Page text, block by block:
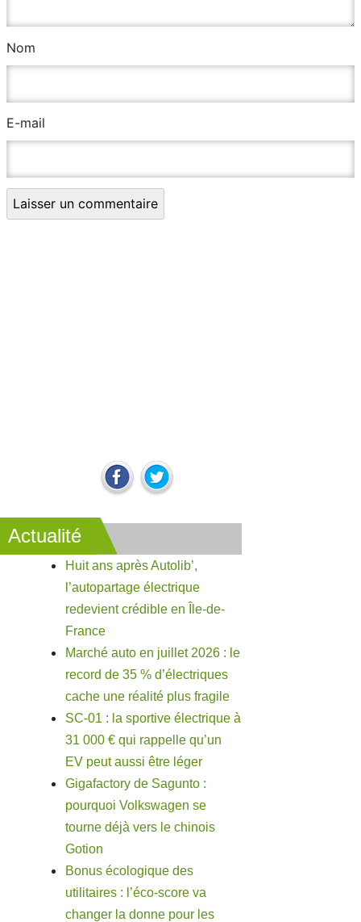
Nom
E-mail
Actualité
Huit ans après Autolib’,
l’autopartage électrique
redevient crédible en Île-de-
France
Marché auto en juillet 2026 : le
record de 35 % d’électriques
cache une réalité plus fragile
SC-01 : la sportive électrique à
31 000 € qui rappelle qu’un
EV peut aussi être léger
Gigafactory de Sagunto :
pourquoi Volkswagen se
tourne déjà vers le chinois
Gotion
Bonus écologique des
utilitaires : l’éco-score va
changer la donne pour les